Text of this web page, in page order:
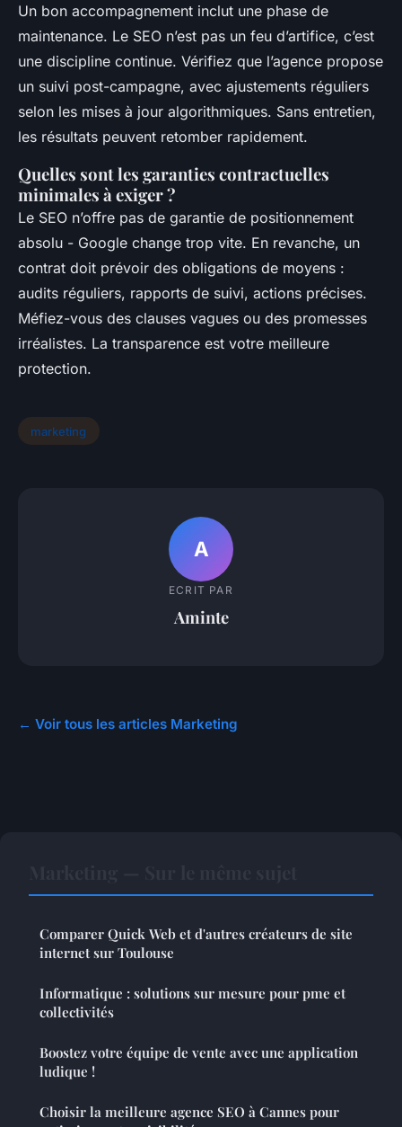
Un bon accompagnement inclut une phase de
maintenance. Le SEO n’est pas un feu d’artifice, c’est
une discipline continue. Vérifiez que l’agence propose
un suivi post-campagne, avec ajustements réguliers
selon les mises à jour algorithmiques. Sans entretien,
les résultats peuvent retomber rapidement.
Quelles sont les garanties contractuelles
minimales à exiger ?
Le SEO n’offre pas de garantie de positionnement
absolu - Google change trop vite. En revanche, un
contrat doit prévoir des obligations de moyens :
audits réguliers, rapports de suivi, actions précises.
Méfiez-vous des clauses vagues ou des promesses
irréalistes. La transparence est votre meilleure
protection.
marketing
A
ECRIT PAR
Aminte
← Voir tous les articles Marketing
Comparer Quick Web et d'autres créateurs de site
internet sur Toulouse
Informatique : solutions sur mesure pour pme et
collectivités
Boostez votre équipe de vente avec une application
ludique !
Choisir la meilleure agence SEO à Cannes pour